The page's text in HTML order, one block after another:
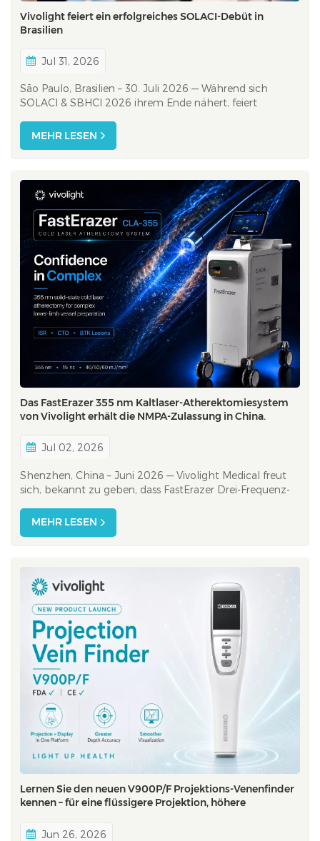
Vivolight feiert ein erfolgreiches SOLACI-Debüt in
Brasilien
Jul 31, 2026
São Paulo, Brasilien – 30. Juli 2026 — Während sich
SOLACI & SBHCI 2026 ihrem Ende nähert, feiert
einem der führenden Kongresse für interventionelle
Kardiologie in Lateinamerika. Die Markteinführung
MEHR LESEN
Das FastErazer 355 nm Kaltlaser-Atherektomiesystem
von Vivolight erhält die NMPA-Zulassung in China.
Jul 02, 2026
Shenzhen, China – Juni 2026 — Vivolight Medical freut
sich, bekannt zu geben, dass FastErazer Drei-Frequenz-
der chinesischen Arzneimittelbehörde (National Medical
Products Administration) mit der Registrierungsnummer
MEHR LESEN
Lernen Sie den neuen V900P/F Projektions-Venenfinder
kennen – für eine flüssigere Projektion, höhere
Jun 26, 2026